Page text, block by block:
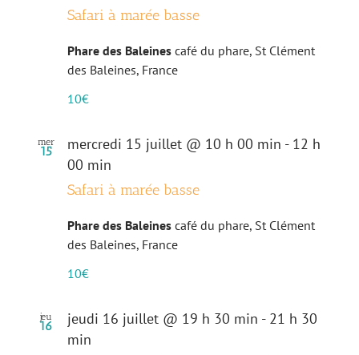
Safari à marée basse
Phare des Baleines café du phare, St Clément
des Baleines, France
10€
mer
15 mercredi 15 juillet @ 10 h 00 min - 12 h
00 min
Safari à marée basse
Phare des Baleines café du phare, St Clément
des Baleines, France
10€
jeu
16 jeudi 16 juillet @ 19 h 30 min - 21 h 30
min